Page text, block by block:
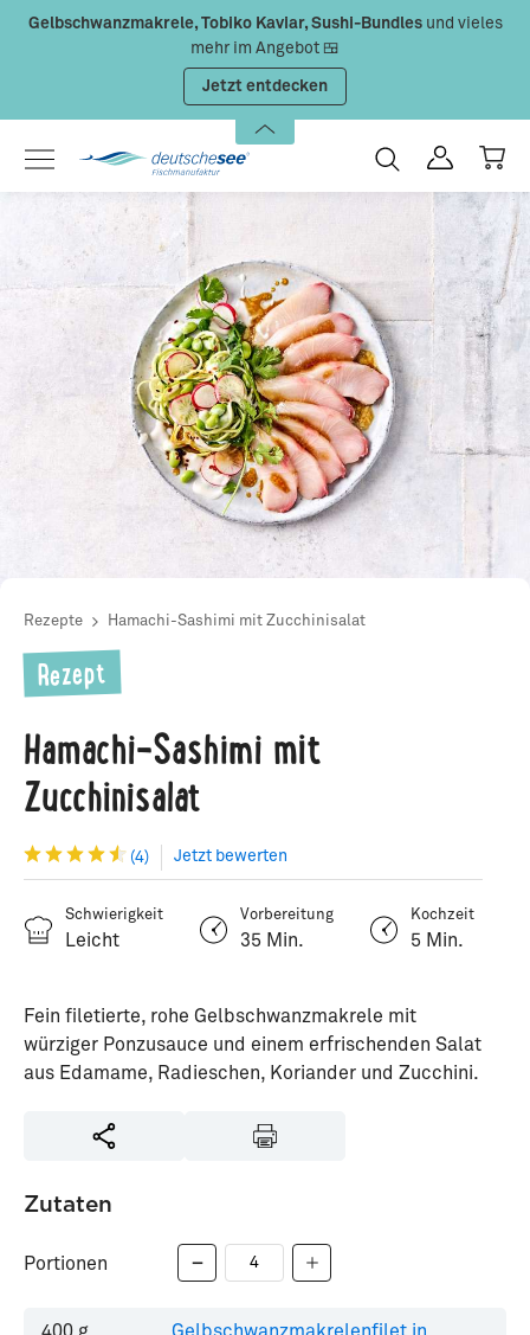
Zum Hauptinhalt springen
Gelbschwanzmakrele, Tobiko Kaviar, Sushi-Bundlesund vieles
mehr im Angebot 🍱
Jetzt entdecken
Rezepte Hamachi-Sashimi mit Zucchinisalat
Rezept
Hamachi-Sashimi mit
Zucchinisalat
(4) Jetzt bewerten
Schwierigkeit
Leicht
Vorbereitung
35 Min.
Kochzeit
5 Min.
Fein filetierte, rohe Gelbschwanzmakrele mit
würziger Ponzusauce und einem erfrischenden Salat
aus Edamame, Radieschen, Koriander und Zucchini.
Zutaten
Portionen